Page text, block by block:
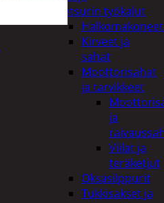
Metsurin työkalut
Halkomakoneet
Kirveet ja
sahat
Moottorisahat
ja tarvikkeet
ja
Viilat ja
teräketjut
Oksasilppurit
Tukkisakset ja